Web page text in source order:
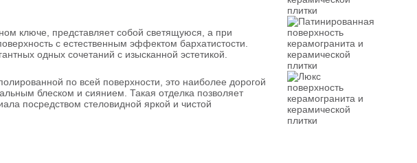
ключе, представляет собой светящуюся, а при
с естественным эффектом бархатистости.
одных сочетаний с изысканной эстетикой.
по всей поверхности, это наиболее дорогой
блеском и сиянием. Такая отделка позволяет
посредством стеловидной яркой и чистой